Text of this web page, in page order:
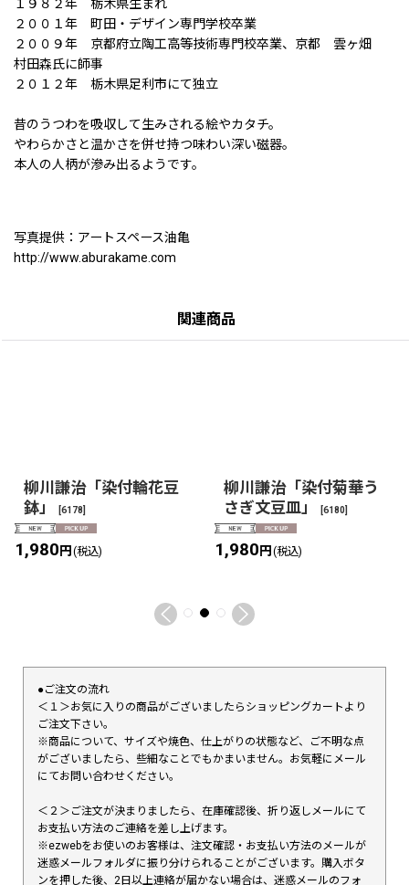
１９８２年 栃木県生まれ
２００１年 町田・デザイン専門学校卒業
２００９年 京都府立陶工高等技術専門校卒業、京都 雲ヶ畑
村田森氏に師事
２０１２年 栃木県足利市にて独立
昔のうつわを吸収して生みされる絵やカタチ。
やわらかさと温かさを併せ持つ味わい深い磁器。
本人の人柄が滲み出るようです。
写真提供：アートスペース油亀
http://www.aburakame.com
関連商品
柳川謙治「染付輪花豆
鉢」
[6178]
1,980円 (税込)
柳川謙治「染付菊華う
さぎ文豆皿」
[6180]
1,980円 (税込)
●ご注文の流れ
＜１＞お気に入りの商品がございましたらショッピングカートより
ご注文下さい。
※商品について、サイズや焼色、仕上がりの状態など、ご不明な点
がございましたら、些細なことでもかまいません。お気軽にメール
にてお問い合わせください。
＜２＞ご注文が決まりましたら、在庫確認後、折り返しメールにて
お支払い方法のご連絡を差し上げます。
※ezwebをお使いのお客様は、注文確認・お支払い方法のメールが
迷惑メールフォルダに振り分けられることがございます。購入ボタ
ンを押した後、2日以上連絡が届かない場合は、迷惑メールのフォ